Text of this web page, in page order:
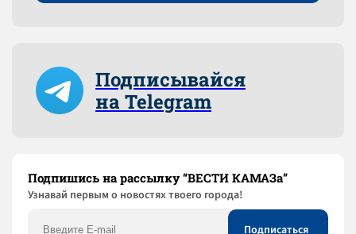
Подписывайся
на Telegram
Подпишись на рассылку “ВЕСТИ КАМАЗа”
Узнaвай первым о новостях твоего города!